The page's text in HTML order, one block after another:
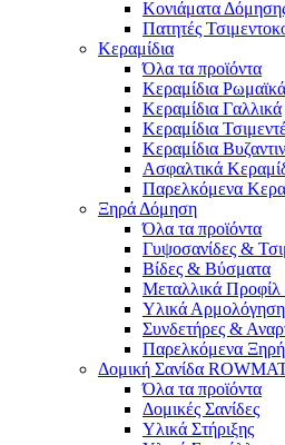
Κονιάματα
Πατητές
Κεραμίδια
Όλα τα προϊόντα
Κεραμίδια Ρωμαϊκά
Κεραμίδια Γαλλικά
Κεραμίδια
Κεραμίδια
Ασφαλτικά
Παρελκόμενα
Ξηρά Δόμηση
Όλα τα προϊόντα
Γυψοσανίδες &
Βίδες & Βύσματα
Μεταλλικά
Υλικά
Συνδετήρες &
Παρελκόμενα
Δομική Σανίδα
Όλα τα προϊόντα
Δομικές Σανίδες
Υλικά Στήριξης